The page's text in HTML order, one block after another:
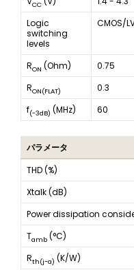
CC
Logic
switching
levels
CMOS/
RON (Ohm)
0.75
RON(FLAT)
0.3
f(-3dB) (MHz) 60
パラメータ
THD (%)
Xtalk (dB)
Power dissipation
Tamb (°C)
Rth(j-a) (K/W)